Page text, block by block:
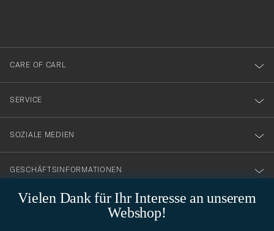
Vielen Dank für Ihr Interesse an unserem
Webshop!
dig
till
vårt
nyhetsbrev!
CARE OF CARL
SERVICE
SOZIALE MEDIEN
GESCHÄFTSINFORMATIONEN